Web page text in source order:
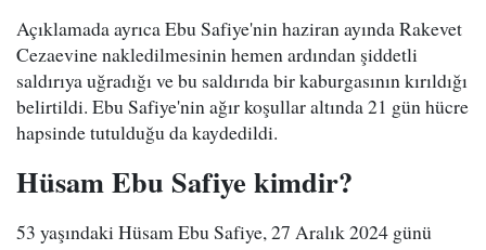
Açıklamada ayrıca Ebu Safiye'nin haziran ayında Rakevet
Cezaevine nakledilmesinin hemen ardından şiddetli
saldırıya uğradığı ve bu saldırıda bir kaburgasının kırıldığı
belirtildi. Ebu Safiye'nin ağır koşullar altında 21 gün hücre
hapsinde tutulduğu da kaydedildi.
Hüsam Ebu Safiye kimdir?
53 yaşındaki Hüsam Ebu Safiye, 27 Aralık 2024 günü